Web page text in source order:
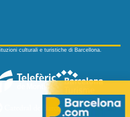
culturali e turistiche di Barcellona.